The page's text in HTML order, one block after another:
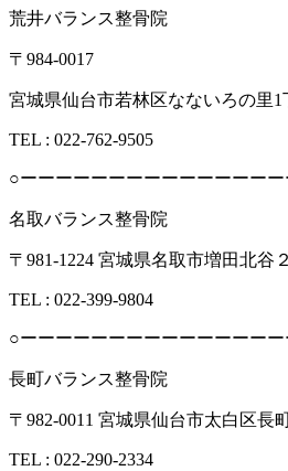
荒井バランス整骨院
〒984-0017
宮城県仙台市若林区なないろの里1
TEL : 022-762-9505
○ーーーーーーーーーーーーーー
名取バランス整骨院
〒981-1224 宮城県名取市増田北谷
TEL : 022-399-9804
○ーーーーーーーーーーーーーー
長町バランス整骨院
〒982-0011 宮城県仙台市太白区長
TEL : 022-290-2334